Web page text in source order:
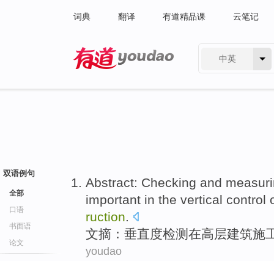
词典 翻译 有道精品课 云笔记
中英
双语例句
全部
口语
书面语
论文
Abstract: Checking and
important in the vertical control
ruction.
文摘 ： 垂直度检测 在高层建筑施
youdao